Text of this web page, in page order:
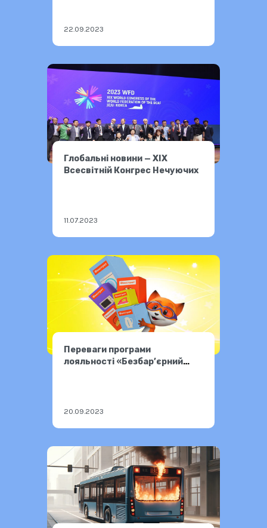
22.09.2023
Глобальні новини — XIX
Всесвітній Конгрес Нечуючих
11.07.2023
Переваги програми
лояльності «Безбар’єрний
20.09.2023